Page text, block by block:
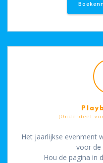
(Onderdeel
Het jaarlijkse evenment
voor de
Hou de pagina in